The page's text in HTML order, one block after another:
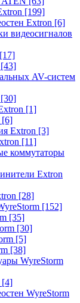
[199]
Extron [6]
видеосигналов
[17]
[43]
AV-систем
[30]
[1]
[6]
Extron [3]
[11]
коммутаторы
Extron
[28]
[152]
[35]
[30]
[5]
[38]
WyreStorm
[4]
WyreStorm